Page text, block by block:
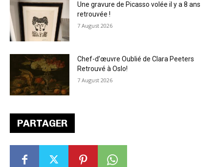
PARTAGER
Une gravure de Picasso volée il y a 8 ans
retrouvée !
7 August 2026
Chef-d’œuvre Oublié de Clara Peeters
Retrouvé à Oslo!
7 August 2026